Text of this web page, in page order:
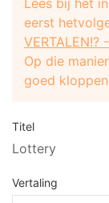
Lees bij het
eerst
VERTALEN!?
Op die
goed
Titel
Lottery
Vertaling